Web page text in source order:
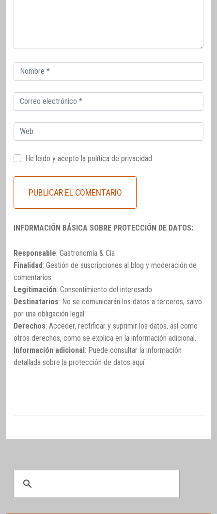
Correo
electrónico
Correo
electrónico
Web
He leido y acepto la política de privacidad
INFORMACIÓN BÁSICA SOBRE PROTECCIÓN DE DATOS:
Responsable: Gastronomía & Cía
Finalidad: Gestión de suscripciones al blog y moderación de
comentarios
Legitimación: Consentimiento del interesado
Destinatarios: No se comunicarán los datos a terceros, salvo
por una obligación legal.
Derechos: Acceder, rectificar y suprimir los datos, así como
otros derechos, como se explica en la información adicional.
Información adicional: Puede consultar la información
detallada sobre la protección de datos aquí.